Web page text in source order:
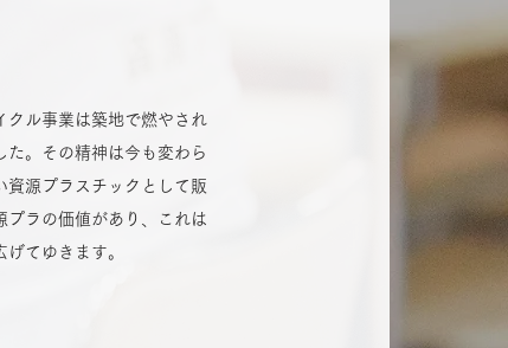
クル事業は築地で燃やされ
。その精神は今も変わら
資源プラスチックとして販
プラの価値があり、これは
てゆきます。